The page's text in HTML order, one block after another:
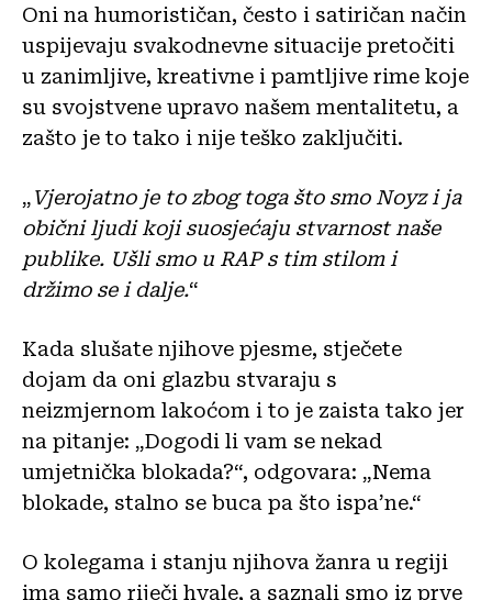
Oni na humorističan, često i satiričan način
uspijevaju svakodnevne situacije pretočiti
u zanimljive, kreativne i pamtljive rime koje
su svojstvene upravo našem mentalitetu, a
zašto je to tako i nije teško zaključiti.
„Vjerojatno je to zbog toga što smo Noyz i ja
obični ljudi koji suosjećaju stvarnost naše
publike. Ušli smo u RAP s tim stilom i
držimo se i dalje.“
Kada slušate njihove pjesme, stječete
dojam da oni glazbu stvaraju s
neizmjernom lakoćom i to je zaista tako jer
na pitanje: „Dogodi li vam se nekad
umjetnička blokada?“, odgovara: „Nema
blokade, stalno se buca pa što ispa’ne.“
O kolegama i stanju njihova žanra u regiji
ima samo riječi hvale, a saznali smo iz prve